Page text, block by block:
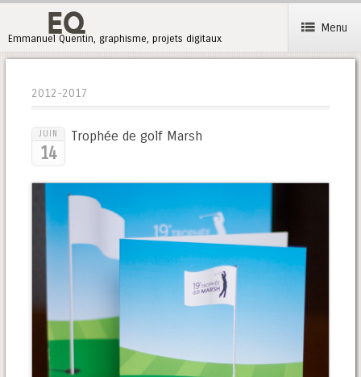
Emmanuel Quentin, graphisme, projets digitaux
Menu
2012-2017
JUIN
14
Trophée de golf Marsh